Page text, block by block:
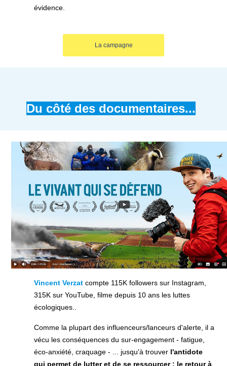
évidence.
La campagne
Du côté des documentaires...
Vincent Verzat compte 115K followers sur Instagram,
315K sur YouTube, filme depuis 10 ans les luttes
écologiques..
Comme la plupart des influenceurs/lanceurs d'alerte, il a
vécu les conséquences du sur-engagement - fatigue,
éco-anxiété, craquage - ... jusqu'à trouverl'antidote
qui permet de lutter et de se ressourcer : le retour à